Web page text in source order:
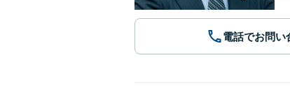
電話でお問い